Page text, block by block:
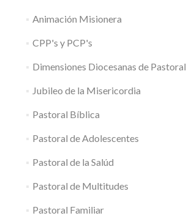
Animación Misionera
CPP's y PCP's
Dimensiones Diocesanas de Pastoral
Jubileo de la Misericordia
Pastoral Bíblica
Pastoral de Adolescentes
Pastoral de la Salúd
Pastoral de Multitudes
Pastoral Familiar